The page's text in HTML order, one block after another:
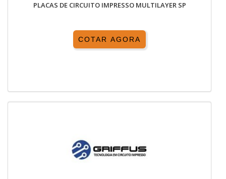
PLACAS DE CIRCUITO IMPRESSO MULTILAYER SP
COTAR AGORA